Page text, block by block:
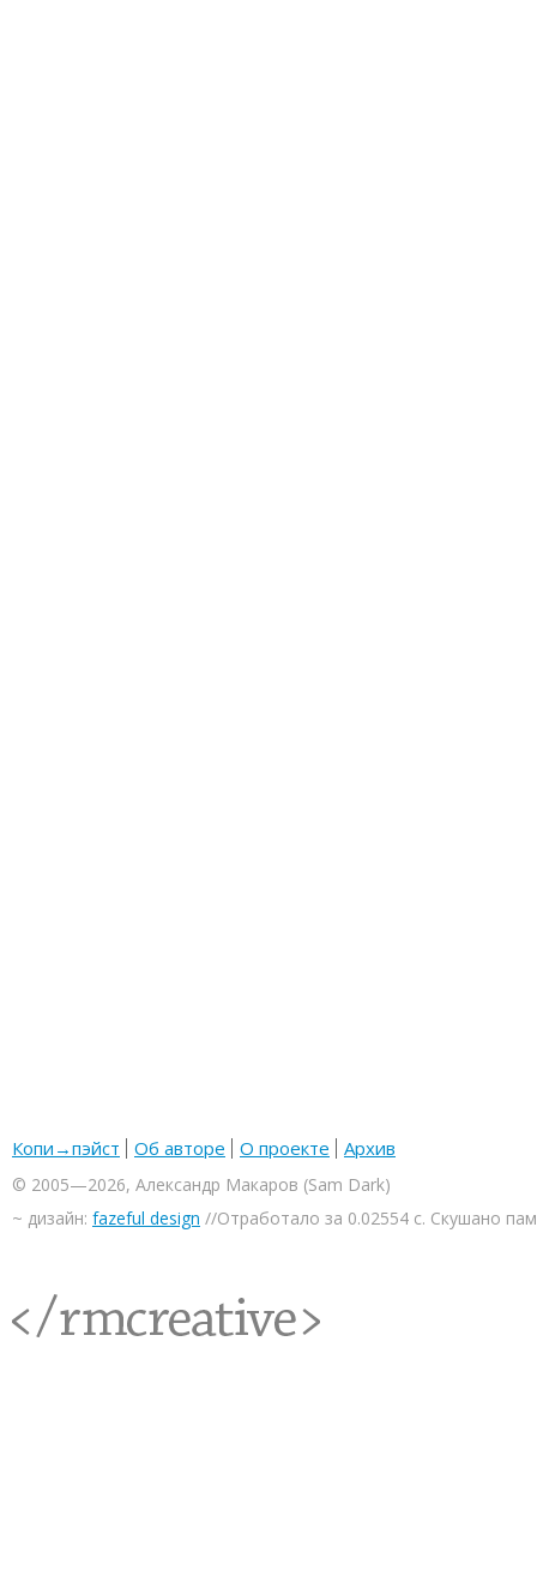
Копи→пэйст Об авторе О проекте Архив
© 2005—2026, Александр Макаров (Sam Dark)
~ дизайн: fazeful design //Отработало за 0.02554 с. Скушано
<rmcreative/>